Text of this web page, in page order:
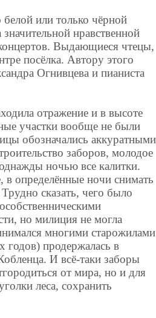
или только чёрной
нравственной
Выдающиеся чтецы,
посёлка. Автору этого
Огнивцева и пианиста
отражение и в высоте
участки вообще не были
обозначались аккуратными
заборов, молодое
ночью все калитки.
в определённые ночи снимать
сказать, чего было
но милиция не могла
многими старожилами
годов) продержалась в
И всё-таки заборы
от мира, но и для
леса, сохранить